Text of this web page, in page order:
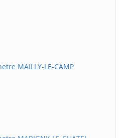
MAILLY-LE-CAMP